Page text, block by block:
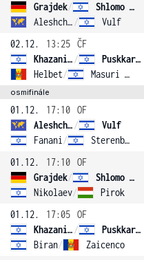
Grajdek/
Shlomo (2)
Aleshcheva / Vulf
02.12.
13:25 ČF
Khazaniuk /
Puskkarevsky
Helbet/ Masuri (4)
osmifinále
01.12. 17:10 OF
Aleshcheva /
Vulf
Fanani / Sterenbach
01.12.
17:10 OF
Grajdek/
Shlomo (2)
Nikolaev/ Pirok
01.12.
17:05 OF
Khazaniuk /
Puskkarevsky
Biran/ Zaicenco